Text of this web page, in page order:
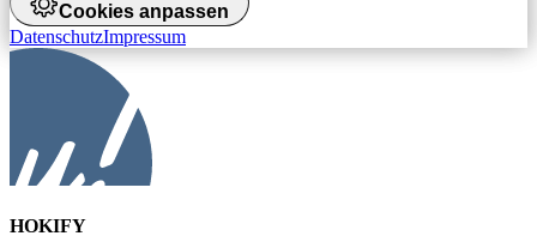
Cookies anpassen
DatenschutzImpressum
HOKIFY